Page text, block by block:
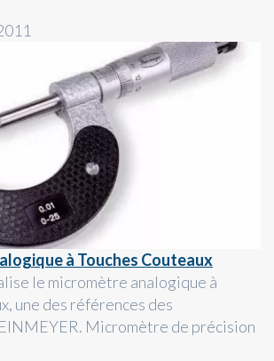
à Touches Couteaux
le micromètre analogique à
une des références des
Micromètre de précision